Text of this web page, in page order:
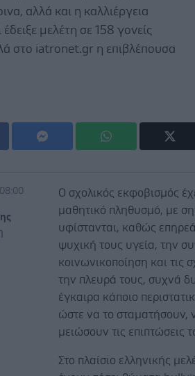
αλλά και η καλλιέργεια
μελέτη σε 158 γονείς
στο iatronet.gr η επιβλέπουσα
Ο σχολικός εκφοβισμός
μαθητικό πληθυσμό, με
υφίστανται, καθώς
ψυχική τους υγεία, την
κοινωνικοποίηση και τις
την πλευρά τους, συχνά
έγκαιρα κάποιο
ώστε να το σταματήσουν,
μειώσουν τις επιπτώσεις
Στο πλαίσιο ελληνικής